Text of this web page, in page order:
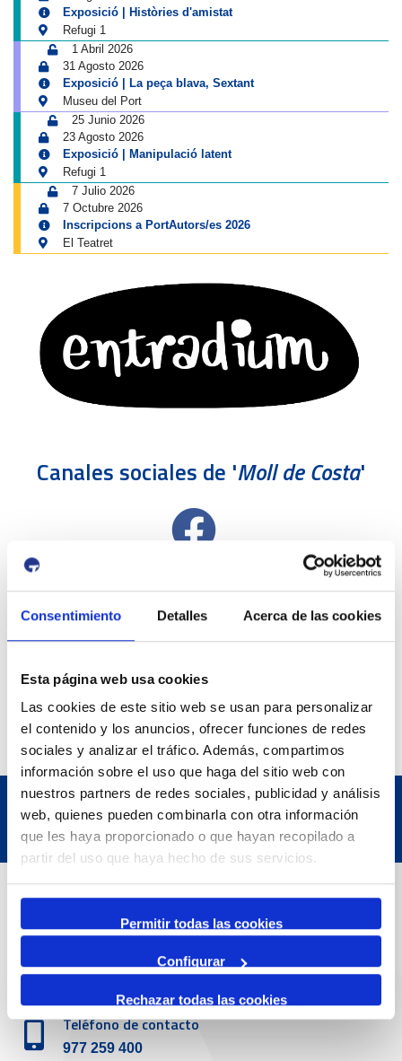
Consentimiento Detalles Acerca de las cookies
Esta página web usa cookies
Las cookies de este sitio web se usan para personalizar
el contenido y los anuncios, ofrecer funciones de redes
sociales y analizar el tráfico. Además, compartimos
información sobre el uso que haga del sitio web con
nuestros partners de redes sociales, publicidad y análisis
web, quienes pueden combinarla con otra información
que les haya proporcionado o que hayan recopilado a
partir del uso que haya hecho de sus servicios.
Permitir todas las cookies
Configurar
Rechazar todas las cookies
Exposició | Històries d'amistat
Refugi 1
1 Abril 2026
31 Agosto 2026
Exposició | La peça blava, Sextant
Museu del Port
25 Junio 2026
23 Agosto 2026
Exposició | Manipulació latent
Refugi 1
7 Julio 2026
7 Octubre 2026
Inscripcions a PortAutors/es 2026
El Teatret
Canales sociales de 'Moll de Costa'
Datos de contacto
Passeig de l'Escullera s/n, 43004 Tarragona
Teléfono de contacto
977 259 400